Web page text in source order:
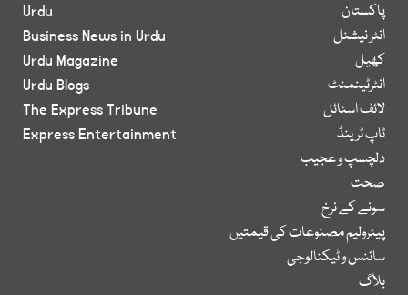
پاکستان
انٹر نیشنل
کھیل
انٹرٹینمنٹ
لائف اسٹائل
ٹاپ ٹرینڈ
دلچسپ و عجیب
صحت
سونے کے نرخ
پیٹرولیم مصنوعات کی قیمتیں
سائنس و ٹیکنالوجی
بلاگ
Urdu
Business News in Urdu
Urdu Magazine
Urdu Blogs
The Express Tribune
Express Entertainment